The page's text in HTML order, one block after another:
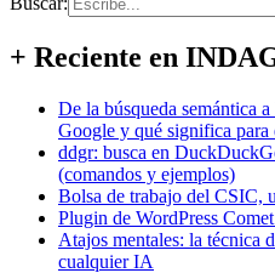
+ Reciente en
De la búsqueda semántica
Google y qué significa para
ddgr: busca en
(comandos y ejemplos)
Bolsa de trabajo del CSIC,
Plugin de WordPress
Atajos mentales: la técnica
cualquier IA